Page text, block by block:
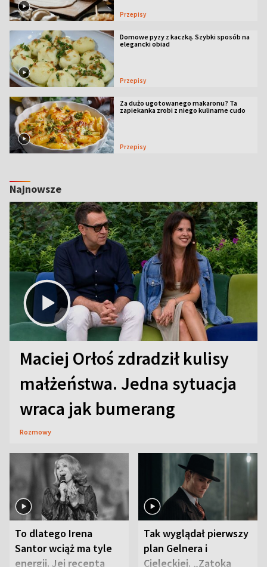
Przepisy
Domowe pyzy z kaczką. Szybki sposób na
elegancki obiad
Przepisy
Za dużo ugotowanego makaronu? Ta
zapiekanka zrobi z niego kulinarne cudo
Przepisy
Najnowsze
Maciej Orłoś zdradził kulisy
małżeństwa. Jedna sytuacja
wraca jak bumerang
Rozmowy
To dlatego Irena
Santor wciąż ma tyle
energii. Jej recepta
Tak wyglądał pierwszy
plan Gelnera i
Cieleckiej. „Zatoka